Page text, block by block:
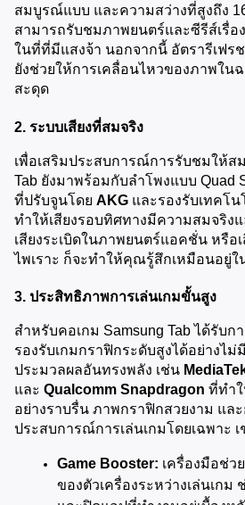
สมบูรณ์แบบ และความสว่างที่สูงถึง
สามารถรับชมภาพยนตร์และซีรีส์เรื่อ
ในที่ที่มีแสงจ้า นอกจากนี้ อัตรารีเฟร
ยังช่วยให้การเคลื่อนไหวของภาพใ
สะดุด
2. ระบบเสียงที่สมจริง
เพื่อเสริมประสบการณ์การรับชมให้ส
Tab ยังมาพร้อมกับลำโพงแบบ Quad
ที่ปรับจูนโดย AKG และรองรับเทคโน
ทำให้เสียงรอบทิศทางมีความสมจริง
เสียงระเบิดในภาพยนตร์แอคชั่น หรือ
ไพเราะ ก็จะทำให้คุณรู้สึกเหมือนอยู่
3. ประสิทธิภาพการเล่นเกมขั้นสูง
สำหรับคอเกม Samsung Tab ได้รับก
รองรับเกมกราฟิกระดับสูงได้อย่างไ
ประมวลผลอันทรงพลัง เช่น
และ Qualcomm Snapdragon ที่ทำใ
อย่างราบรื่น ภาพกราฟิกสวยงาม และ
ประสบการณ์การเล่นเกมโดยเฉพาะ เ
Game Booster: เครื่องมือช่ว
ของตัวเครื่องระหว่างเล่นเกม